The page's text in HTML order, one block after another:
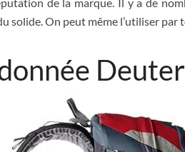
solide. On peut même l’utiliser